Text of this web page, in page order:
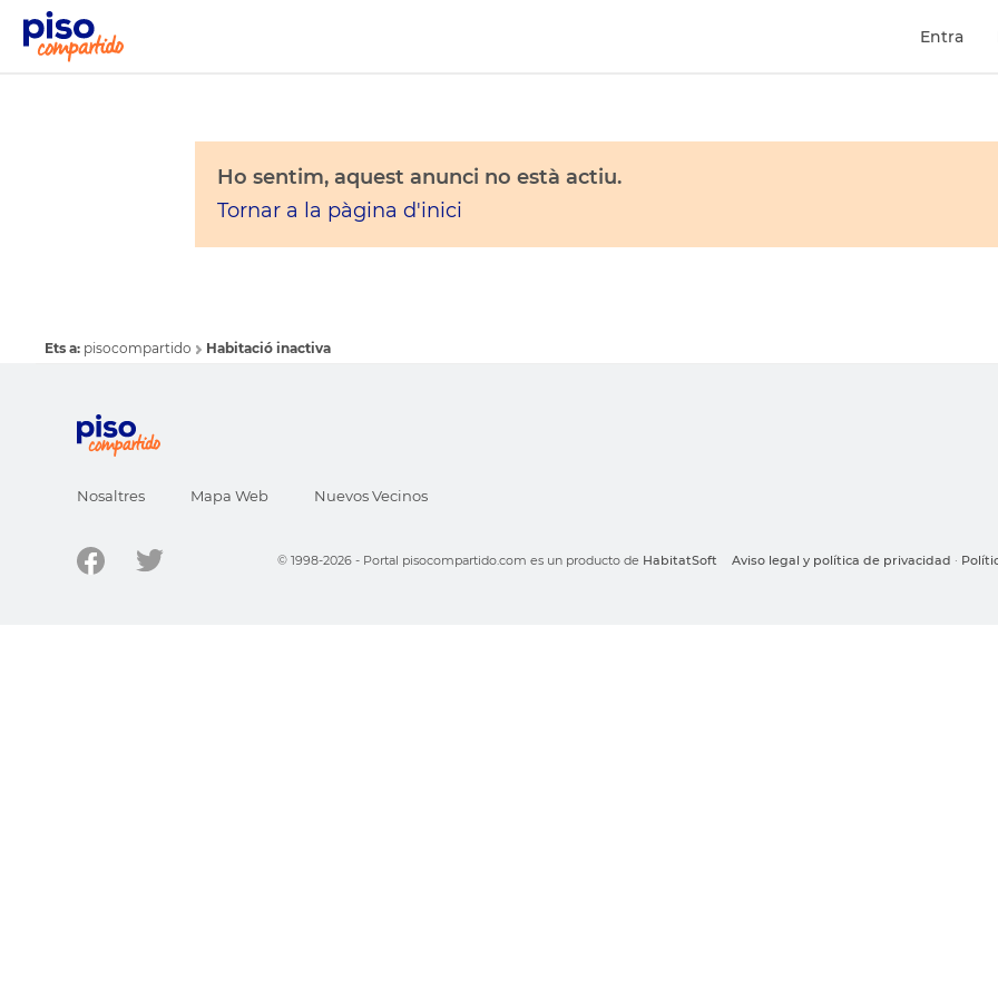
Entra
Ho sentim, aquest anunci no està actiu.
Tornar a la pàgina d'inici
Ets a: pisocompartido Habitació inactiva
Nosaltres Mapa Web Nuevos Vecinos
© 1998-2026 - Portal pisocompartido.com es un producto de HabitatSoft Aviso legal y política de privacidad ·